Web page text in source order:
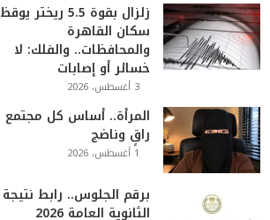
زلزال بقوة 5.5 ريختر يوقظ
سكان القاهرة
والمحافظات.. والفلك: لا
خسائر أو إصابات
3 أغسطس، 2026
المرأة.. أساس كل مجتمع
راقٍ وناضج
1 أغسطس، 2026
برقم الجلوس.. رابط نتيجة
الثانوية العامة 2026